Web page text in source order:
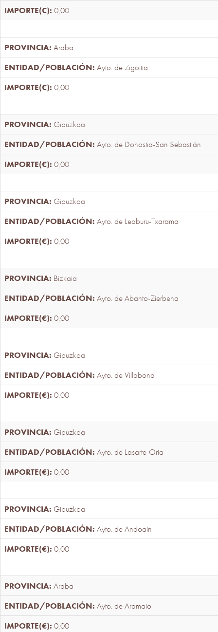
0,00
Araba
Ayto. de Zigoitia
0,00
Gipuzkoa
Ayto. de Donostia-San Sebastián
0,00
Gipuzkoa
Ayto. de Leaburu-Txarama
0,00
Bizkaia
Ayto. de Abanto-Zierbena
0,00
Gipuzkoa
Ayto. de Villabona
0,00
Gipuzkoa
Ayto. de Lasarte-Oria
0,00
Gipuzkoa
Ayto. de Andoain
0,00
Araba
Ayto. de Aramaio
0,00